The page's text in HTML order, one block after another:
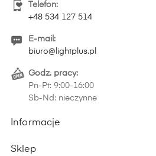
Telefon:
+48 534 127 514
E-mail:
biuro@lightplus.pl
Godz. pracy:
Pn-Pt: 9:00-16:00
Sb-Nd: nieczynne
Informacje
Sklep